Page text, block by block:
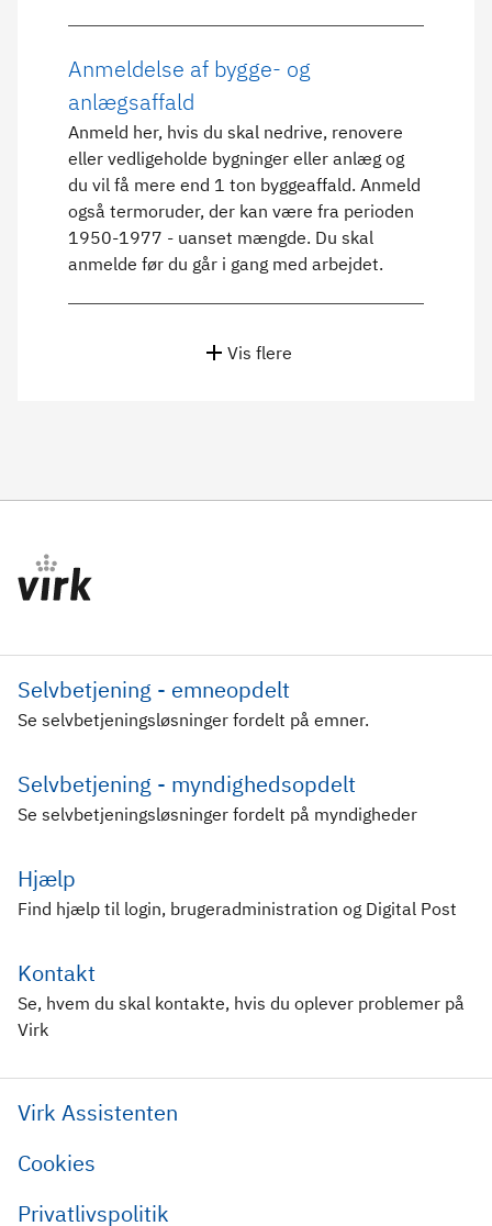
Anmeldelse af bygge- og
anlægsaffald
Anmeld her, hvis du skal nedrive, renovere
eller vedligeholde bygninger eller anlæg og
du vil få mere end 1 ton byggeaffald. Anmeld
også termoruder, der kan være fra perioden
1950-1977 - uanset mængde. Du skal
anmelde før du går i gang med arbejdet.
Vis flere
Selvbetjening - emneopdelt
Se selvbetjeningsløsninger fordelt på emner.
Selvbetjening - myndighedsopdelt
Se selvbetjeningsløsninger fordelt på myndigheder
Hjælp
Find hjælp til login, brugeradministration og Digital Post
Kontakt
Se, hvem du skal kontakte, hvis du oplever problemer på
Virk
Virk Assistenten
Cookies
Privatlivspolitik